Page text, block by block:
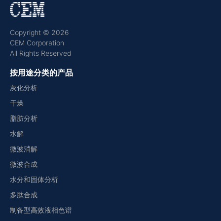
Copyright © 2026
CEM Corporation
All Rights Reserved
按用途分类的产品
灰化分析
干燥
脂肪分析
水解
微波消解
微波合成
水分和固体分析
多肽合成
制备型高效液相色谱